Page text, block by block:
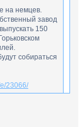
на немцев.
завод
150
собираться
23066/